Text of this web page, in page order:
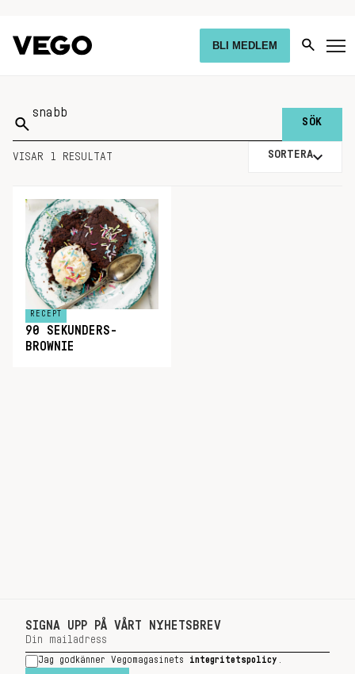
BLI MEDLEM
Sök
på:
VISAR 1 RESULTAT SORTERA
RECEPT
90 SEKUNDERS-
BROWNIE
SIGNA UPP PÅ VÅRT NYHETSBREV
Jag godkänner Vegomagasinets integritetspolicy